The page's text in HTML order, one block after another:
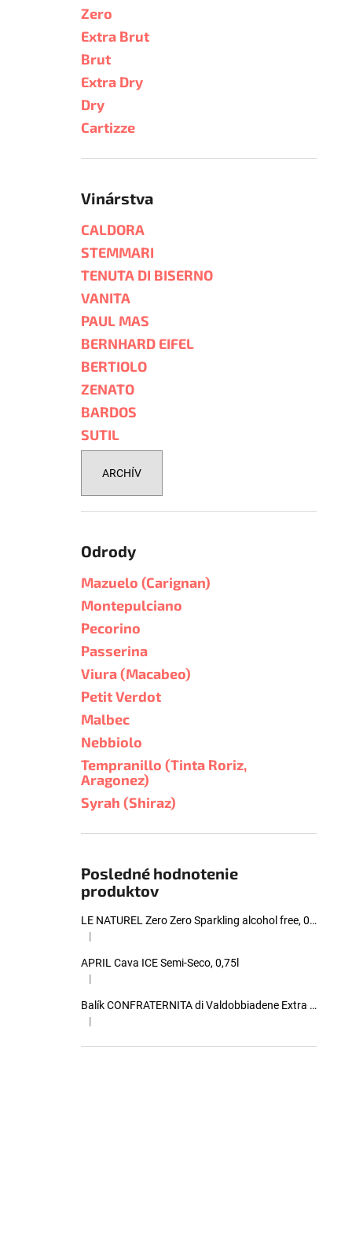
Zero
Extra Brut
Brut
Extra Dry
Dry
Cartizze
Vinárstva
CALDORA
STEMMARI
TENUTA DI BISERNO
VANITA
PAUL MAS
BERNHARD EIFEL
BERTIOLO
ZENATO
BARDOS
SUTIL
ARCHÍV
Odrody
Mazuelo (Carignan)
Montepulciano
Pecorino
Passerina
Viura (Macabeo)
Petit Verdot
Malbec
Nebbiolo
Tempranillo (Tinta Roriz,
Aragonez)
Syrah (Shiraz)
Posledné hodnotenie
produktov
LE NATUREL Zero Zero Sparkling alcohol free, 0,00%, 0,75l
Hodnotenie produktu je 4 z 5 hviezdičiek.
|
APRIL Cava ICE Semi-Seco, 0,75l
Hodnotenie produktu je 5 z 5 hviezdičiek.
|
Balík CONFRATERNITA di Valdobbiadene Extra Dry Valdobbiadene Prosecco, 0,75l (5+1 zadarmo)
Hodnotenie produktu je 5 z 5 hviezdičiek.
|